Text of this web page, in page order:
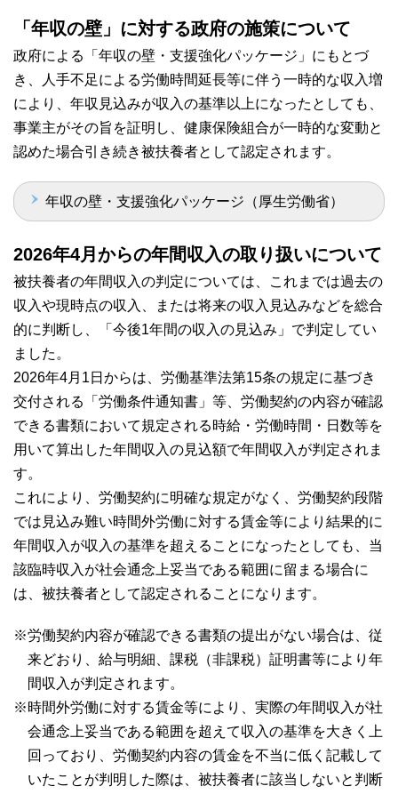
「年収の壁」に対する政府の施策について
政府による「年収の壁・支援強化パッケージ」にもとづ
き、人手不足による労働時間延長等に伴う一時的な収入増
により、年収見込みが収入の基準以上になったとしても、
事業主がその旨を証明し、健康保険組合が一時的な変動と
認めた場合引き続き被扶養者として認定されます。
年収の壁・支援強化パッケージ（厚生労働省）
2026年4月からの年間収入の取り扱いについて
被扶養者の年間収入の判定については、これまでは過去の
収入や現時点の収入、または将来の収入見込みなどを総合
的に判断し、「今後1年間の収入の見込み」で判定してい
ました。
2026年4月1日からは、労働基準法第15条の規定に基づき
交付される「労働条件通知書」等、労働契約の内容が確認
できる書類において規定される時給・労働時間・日数等を
用いて算出した年間収入の見込額で年間収入が判定されま
す。
これにより、労働契約に明確な規定がなく、労働契約段階
では見込み難い時間外労働に対する賃金等により結果的に
年間収入が収入の基準を超えることになったとしても、当
該臨時収入が社会通念上妥当である範囲に留まる場合に
は、被扶養者として認定されることになります。
※労働契約内容が確認できる書類の提出がない場合は、従
来どおり、給与明細、課税（非課税）証明書等により年
間収入が判定されます。
※時間外労働に対する賃金等により、実際の年間収入が社
会通念上妥当である範囲を超えて収入の基準を大きく上
回っており、労働契約内容の賃金を不当に低く記載して
いたことが判明した際は、被扶養者に該当しないと判断